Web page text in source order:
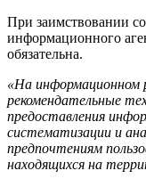
При заимствовании
информационного
обязательна.
«На информационном
рекомендательные
предоставления
систематизации и
предпочтениям
находящихся на